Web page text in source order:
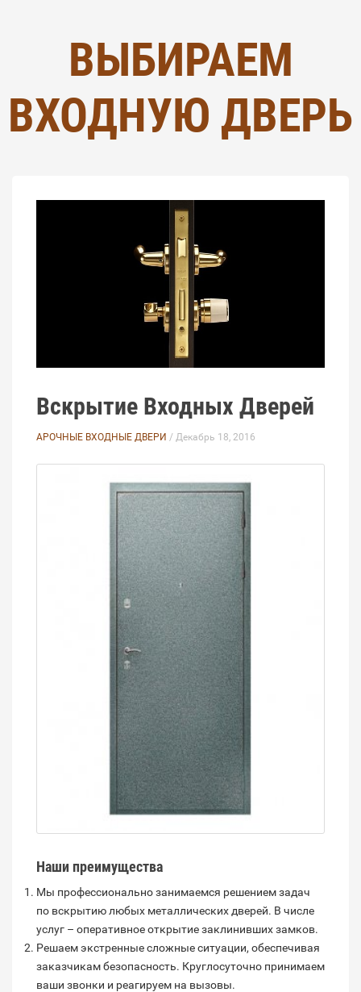
ВЫБИРАЕМ
ВХОДНУЮ ДВЕРЬ
Вскрытие Входных Дверей
АРОЧНЫЕ ВХОДНЫЕ ДВЕРИ / Декабрь 18, 2016
Наши преимущества
Мы профессионально занимаемся решением задач
по вскрытию любых металлических дверей. В числе
услуг – оперативное открытие заклинивших замков.
Решаем экстренные сложные ситуации, обеспечивая
заказчикам безопасность. Круглосуточно принимаем
ваши звонки и реагируем на вызовы.